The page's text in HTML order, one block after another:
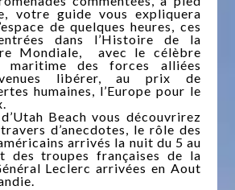
votre guide vous expliquera
de quelques heures, ces
dans l’Histoire de la
Mondiale, avec le célèbre
maritime des forces alliées
venues libérer, au prix de
humaines, l’Europe pour le
Beach vous découvrirez
d’anecdotes, le rôle des
arrivés la nuit du 5 au
des troupes françaises de la
Leclerc arrivées en Aout